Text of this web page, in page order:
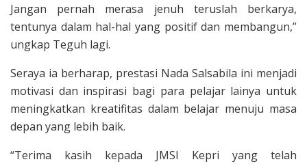
Jangan pernah merasa jenuh teruslah berkarya,
tentunya dalam hal-hal yang positif dan membangun,”
ungkap Teguh lagi.
Seraya ia berharap, prestasi Nada Salsabila ini menjadi
motivasi dan inspirasi bagi para pelajar lainya untuk
meningkatkan kreatifitas dalam belajar menuju masa
depan yang lebih baik.
“Terima kasih kepada JMSI Kepri yang telah